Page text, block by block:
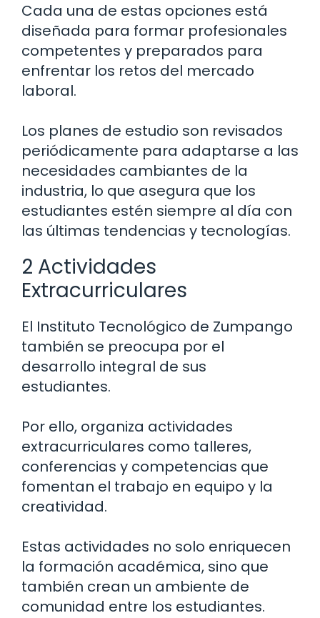
Cada una de estas opciones está
diseñada para formar profesionales
competentes y preparados para
enfrentar los retos del mercado
laboral.
Los planes de estudio son revisados
periódicamente para adaptarse a las
necesidades cambiantes de la
industria, lo que asegura que los
estudiantes estén siempre al día con
las últimas tendencias y tecnologías.
2 Actividades
Extracurriculares
El Instituto Tecnológico de Zumpango
también se preocupa por el
desarrollo integral de sus
estudiantes.
Por ello, organiza actividades
extracurriculares como talleres,
conferencias y competencias que
fomentan el trabajo en equipo y la
creatividad.
Estas actividades no solo enriquecen
la formación académica, sino que
también crean un ambiente de
comunidad entre los estudiantes.